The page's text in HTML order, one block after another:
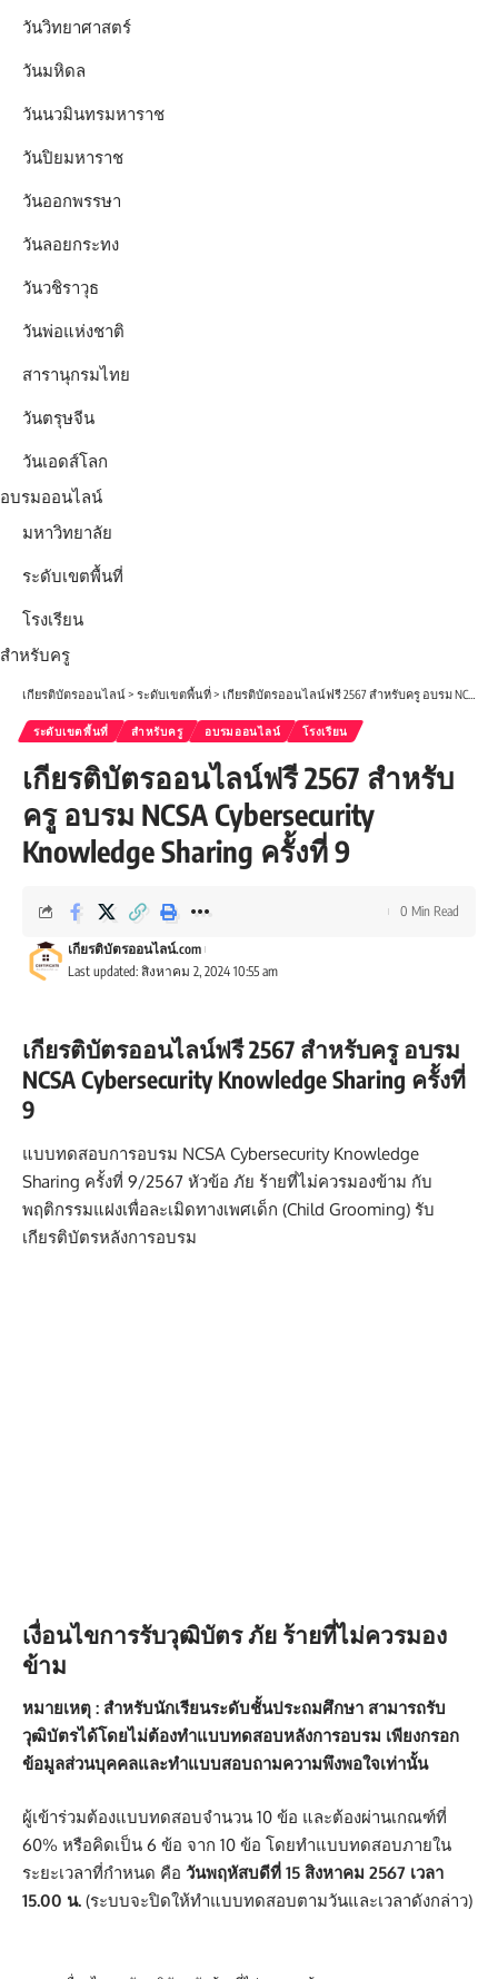
วันวิทยาศาสตร์
วันมหิดล
วันนวมินทรมหาราช
วันปิยมหาราช
วันออกพรรษา
วันลอยกระทง
วันวชิราวุธ
วันพ่อแห่งชาติ
สารานุกรมไทย
วันตรุษจีน
วันเอดส์โลก
อบรมออนไลน์
มหาวิทยาลัย
ระดับเขตพื้นที่
โรงเรียน
สำหรับครู
เกียรติบัตรออนไลน์> ระดับเขตพื้นที่> เกียรติบัตรออนไลน์ฟรี 2567 สำหรับครู อบรม NCSA Cybersecurity Knowledge Sharing ครั้งที่ 9
ระดับเขตพื้นที่ สำหรับครู อบรมออนไลน์ โรงเรียน
เกียรติบัตรออนไลน์ฟรี 2567 สำหรับ
ครู อบรม NCSA Cybersecurity
Knowledge Sharing ครั้งที่ 9
Last updated: สิงหาคม 2, 2024 10:55 am
เกียรติบัตรออนไลน์.com
0 Min Read
เกียรติบัตรออนไลน์ฟรี 2567 สำหรับครู อบรม
NCSA Cybersecurity Knowledge Sharing ครั้งที่
9
แบบทดสอบการอบรม NCSA Cybersecurity Knowledge
Sharing ครั้งที่ 9/2567 หัวข้อ ภัย ร้ายที่ไม่ควรมองข้าม กับ
พฤติกรรมแฝงเพื่อละเมิดทางเพศเด็ก (Child Grooming) รับ
เกียรติบัตรหลังการอบรม
เงื่อนไขการรับวุฒิบัตร ภัย ร้ายที่ไม่ควรมอง
ข้าม
หมายเหตุ : สําหรับนักเรียนระดับชั้นประถมศึกษา สามารถรับ
วุฒิบัตรได้โดยไม่ต้องทําแบบทดสอบหลังการอบรม เพียงกรอก
ข้อมูลส่วนบุคคลและทำแบบสอบถามความพึงพอใจเท่านั้น
ผู้เข้าร่วมต้องแบบทดสอบจำนวน 10 ข้อ และต้องผ่านเกณฑ์ที่
60% หรือคิดเป็น 6 ข้อ จาก 10 ข้อ โดยทำแบบทดสอบภายใน
ระยะเวลาที่กำหนด คือ วันพฤหัสบดีที่ 15 สิงหาคม 2567 เวลา
15.00 น. (ระบบจะปิดให้ทำแบบทดสอบตามวันและเวลาดังกล่าว)